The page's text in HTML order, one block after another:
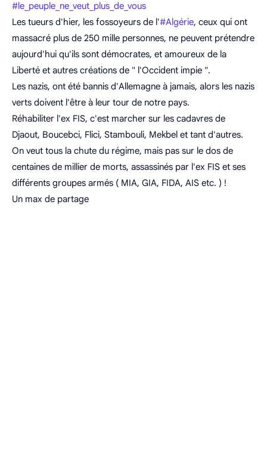
#le_peuple_ne_veut_plus_de_vous
Les tueurs d'hier, les fossoyeurs de l'#Algérie, ceux qui ont
massacré plus de 250 mille personnes, ne peuvent prétendre
aujourd'hui qu'ils sont démocrates, et amoureux de la
Liberté et autres créations de " l'Occident impie ".
Les nazis, ont été bannis d'Allemagne à jamais, alors les nazis
verts doivent l'être à leur tour de notre pays.
Réhabiliter l'ex FIS, c'est marcher sur les cadavres de
Djaout, Boucebci, Flici, Stambouli, Mekbel et tant d'autres.
On veut tous la chute du régime, mais pas sur le dos de
centaines de millier de morts, assassinés par l'ex FIS et ses
différents groupes armés ( MIA, GIA, FIDA, AIS etc. ) !
Un max de partage